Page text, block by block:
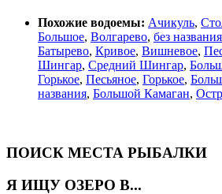
Похожие водоемы: Ачикуль,
Большое, Волгарево, без названия
Батырево, Кривое, Вишневое,
Шингар, Средний Шингар,
Горькое, Песьяное, Горькое,
названия, Большой Камаган,
ПОИСК МЕСТА РЫБАЛКИ
Я ИЩУ ОЗЕРО В...